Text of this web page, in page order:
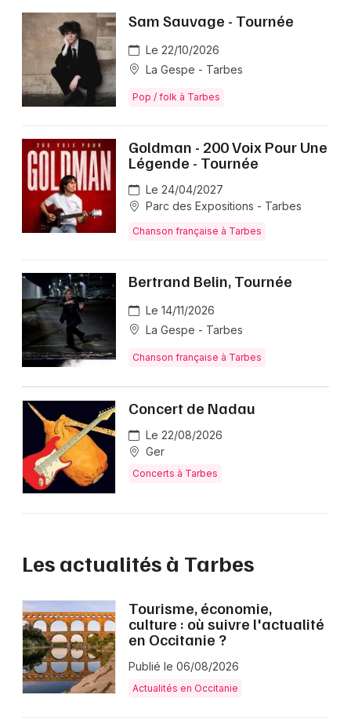
Sam Sauvage - Tournée
Le 22/10/2026
La Gespe - Tarbes
Pop / folk à Tarbes
Goldman - 200 Voix Pour Une
Légende - Tournée
Le 24/04/2027
Parc des Expositions - Tarbes
Chanson française à Tarbes
Bertrand Belin, Tournée
Le 14/11/2026
La Gespe - Tarbes
Chanson française à Tarbes
Concert de Nadau
Le 22/08/2026
Ger
Concerts à Tarbes
Les actualités à Tarbes
Tourisme, économie,
culture : où suivre l'actualité
en Occitanie ?
Publié le 06/08/2026
Actualités en Occitanie